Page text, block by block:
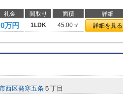
礼金 間取り 面積 詳細
0万円 1LDK 45.00㎡ 詳細を見る
西区発寒五条 ５丁目